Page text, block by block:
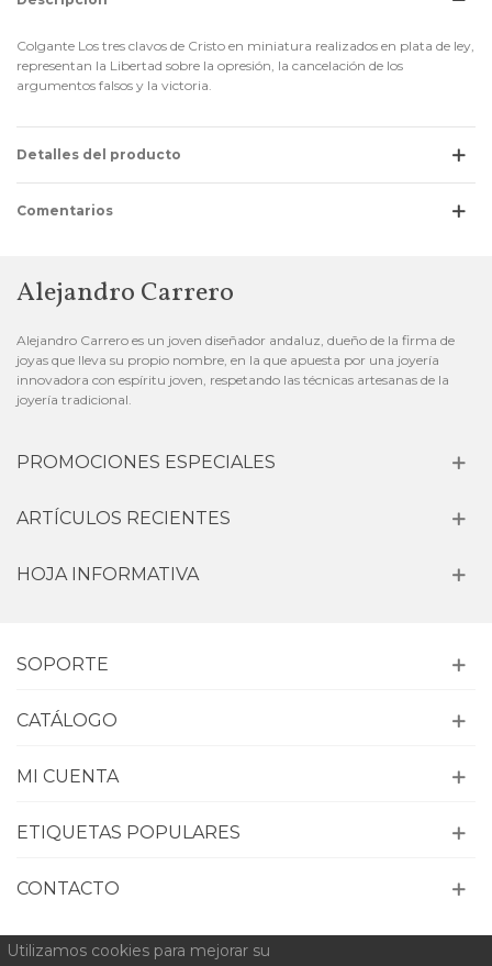
Colgante Los tres clavos de Cristo en miniatura realizados en plata de ley,
representan la Libertad sobre la opresión, la cancelación de los
argumentos falsos y la victoria.
Detalles del producto
Comentarios
Alejandro Carrero
Alejandro Carrero es un joven diseñador andaluz, dueño de la firma de
joyas que lleva su propio nombre, en la que apuesta por una joyería
innovadora con espíritu joven, respetando las técnicas artesanas de la
joyería tradicional.
PROMOCIONES ESPECIALES
ARTÍCULOS RECIENTES
HOJA INFORMATIVA
SOPORTE
CATÁLOGO
MI CUENTA
ETIQUETAS POPULARES
CONTACTO
Utilizamos cookies para mejorar su